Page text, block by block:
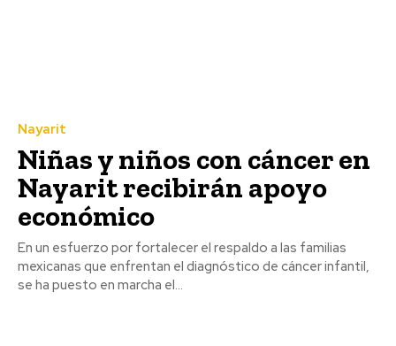
Nayarit
Niñas y niños con cáncer en
Nayarit recibirán apoyo
económico
En un esfuerzo por fortalecer el respaldo a las familias
mexicanas que enfrentan el diagnóstico de cáncer infantil,
se ha puesto en marcha el...